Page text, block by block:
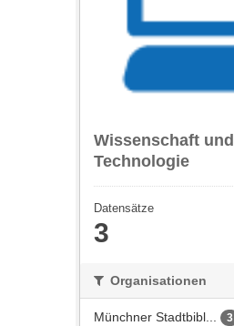
Wissenschaft und
Technologie
Datensätze
3
Organisationen
Münchner Stadtbibl... 3